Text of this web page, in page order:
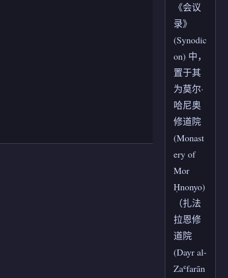
《会议
录》
(Synodic
on) 中，
置于其
为莫尔·
哈尼奥
修道院
(Monast
ery of
Mor
Ḥnonyo)
（扎法
拉恩修
道院
(Dayr al-
Zaʿfarān